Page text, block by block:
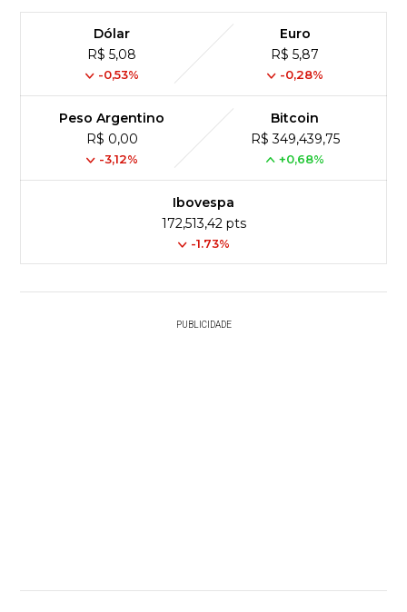
Dólar
R$ 5,08
-0,53%
Euro
R$ 5,87
-0,28%
Peso Argentino
R$ 0,00
-3,12%
Bitcoin
R$ 349,439,75
+0,68%
Ibovespa
172,513,42 pts
-1.73%
PUBLICIDADE